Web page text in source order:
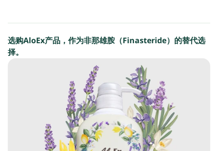
选购AloEx产品，作为非那雄胺（Finasteride）的替代选
择。